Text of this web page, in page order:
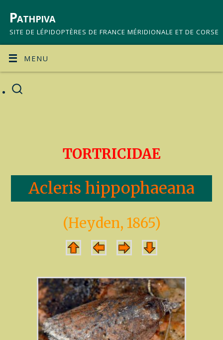
Pathpiva
SITE DE LÉPIDOPTÈRES DE FRANCE MÉRIDIONALE ET DE CORSE
MENU
TORTRICIDAE
Acleris hippophaeana
(Heyden, 1865)